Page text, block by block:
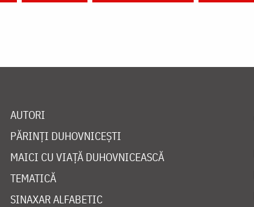
AUTORI
PĂRINȚI DUHOVNICEȘTI
MAICI CU VIAȚĂ DUHOVNICEASCĂ
TEMATICĂ
SINAXAR ALFABETIC